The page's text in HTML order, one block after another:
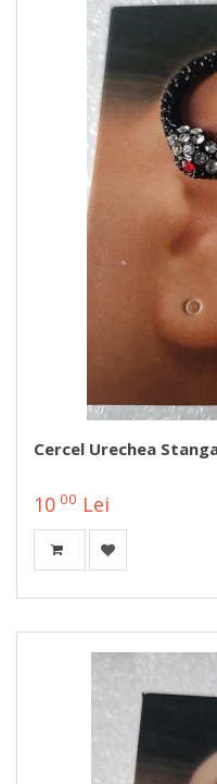
Cercel Urechea
10 00 Lei